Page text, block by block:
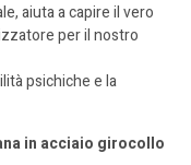
aiuta a capire il vero
per il nostro
psichiche e la
in acciaio girocollo